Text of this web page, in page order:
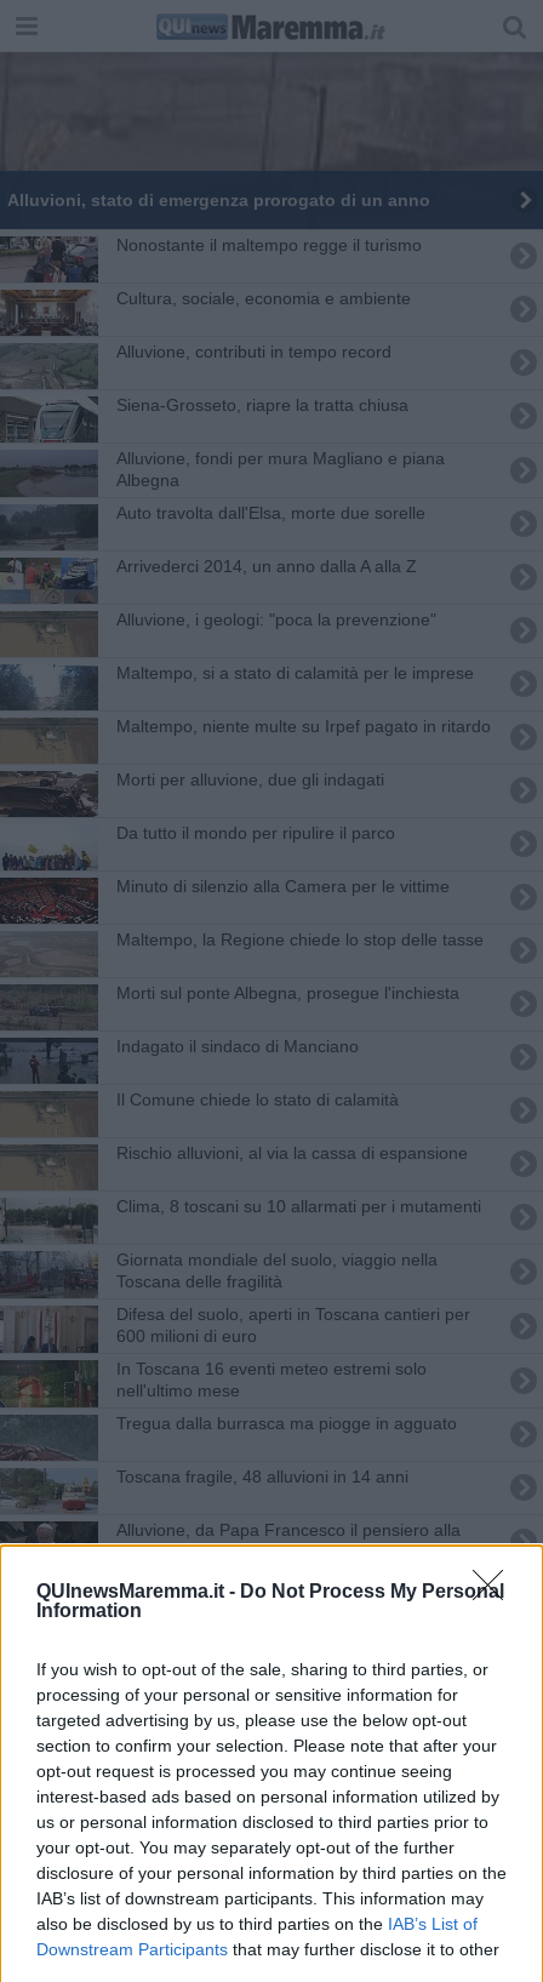
QUInewsMaremma.it - Do Not Process My Personal
Information
If you wish to opt-out of the sale, sharing to third parties, or
processing of your personal or sensitive information for
targeted advertising by us, please use the below opt-out
section to confirm your selection. Please note that after your
opt-out request is processed you may continue seeing
interest-based ads based on personal information utilized by
us or personal information disclosed to third parties prior to
your opt-out. You may separately opt-out of the further
disclosure of your personal information by third parties on the
IAB’s list of downstream participants. This information may
also be disclosed by us to third parties on the IAB’s List of
Downstream Participants that may further disclose it to other
Alluvioni, stato di emergenza prorogato di un anno
Nonostante il maltempo regge il turismo
Cultura, sociale, economia e ambiente
Alluvione, contributi in tempo record
Siena-Grosseto, riapre la tratta chiusa
Alluvione, fondi per mura Magliano e piana
Albegna
Auto travolta dall'Elsa, morte due sorelle
Arrivederci 2014, un anno dalla A alla Z
Alluvione, i geologi: "poca la prevenzione"
Maltempo, si a stato di calamità per le imprese
Maltempo, niente multe su Irpef pagato in ritardo
Morti per alluvione, due gli indagati
Da tutto il mondo per ripulire il parco
Minuto di silenzio alla Camera per le vittime
Maltempo, la Regione chiede lo stop delle tasse
Morti sul ponte Albegna, prosegue l'inchiesta
Indagato il sindaco di Manciano
Il Comune chiede lo stato di calamità
Rischio alluvioni, al via la cassa di espansione
Clima, 8 toscani su 10 allarmati per i mutamenti
Giornata mondiale del suolo, viaggio nella
Toscana delle fragilità
Difesa del suolo, aperti in Toscana cantieri per
600 milioni di euro
In Toscana 16 eventi meteo estremi solo
nell'ultimo mese
Tregua dalla burrasca ma piogge in agguato
Toscana fragile, 48 alluvioni in 14 anni
Alluvione, da Papa Francesco il pensiero alla
Toscana
Rottamazione delle cartelle, ultima chiamata
Attrattiva e aperta al mondo, identikit della
Toscana
Riapre la Grosseto-Siena, il 20 si viaggia gratis
"Infrastrutture per attrarre investimenti"
Alluvione, ponte Rattaiolo al via i lavori
Le terme di Saturnia riaprono al pubblico
Task force contro il rischio idrogeologico